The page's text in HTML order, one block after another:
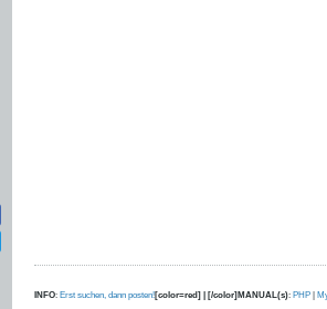
INFO: Erst suchen, dann posten![color=red] | [/color]MANUAL(s): PHP |